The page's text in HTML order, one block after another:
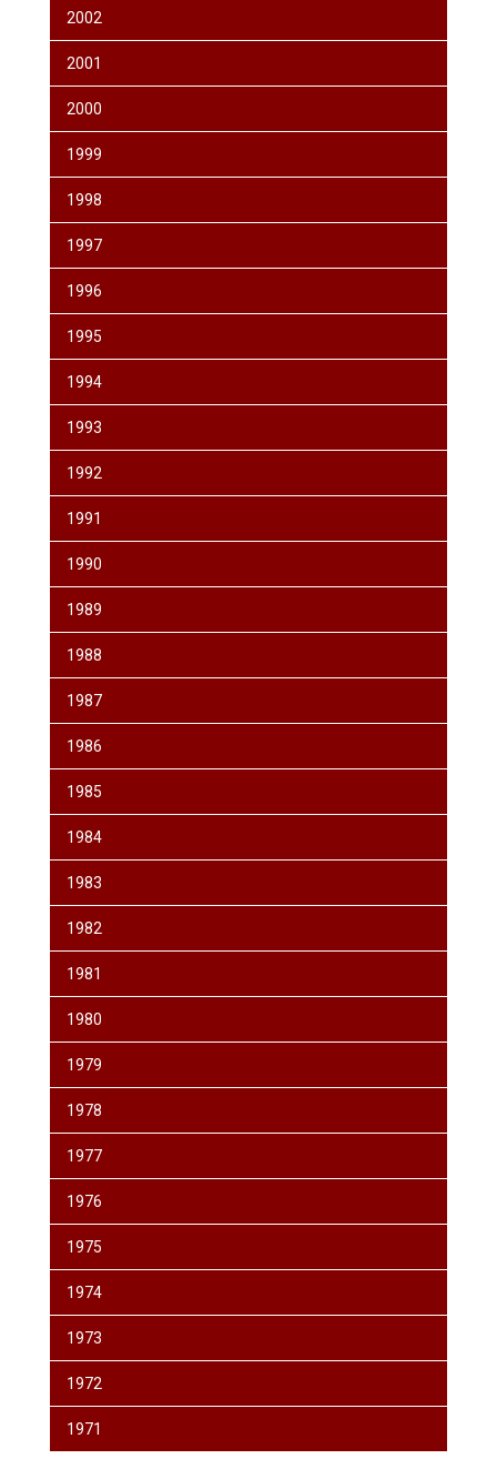
2002
2001
2000
1999
1998
1997
1996
1995
1994
1993
1992
1991
1990
1989
1988
1987
1986
1985
1984
1983
1982
1981
1980
1979
1978
1977
1976
1975
1974
1973
1972
1971